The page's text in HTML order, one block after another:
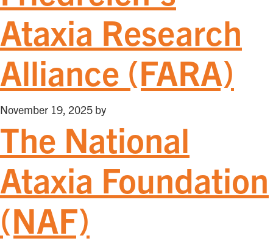
Ataxia Research
Alliance (FARA)
November 19, 2025 by
The National
Ataxia Foundation
(NAF)